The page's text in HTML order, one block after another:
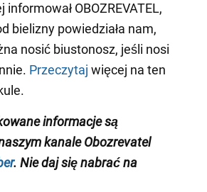
OBOZREVATEL,
bielizny powiedziała nam,
nosić biustonosz, jeśli nosi
Przeczytaj więcej na ten
informacje są
kanale Obozrevatel
. Nie daj się nabrać na